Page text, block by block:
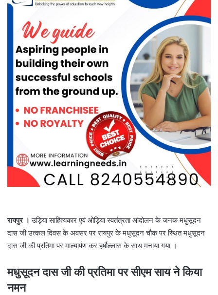
रायपुर । उड़िया साहित्यकार एवं ओड़िया स्वतंत्रता आंदोलन के जनक मधुसूदन
दास जी उत्कल दिवस के अवसर पर रायपुर के मधुसूदन चौक पर स्थित मधुसूदन
दास जी की प्रतिमा पर माल्यार्पण कर हर्षौल्लास के साथ मनाया गया ।
मधुसूदन दास जी की प्रतिमा पर सीएम साय ने किया
नमन